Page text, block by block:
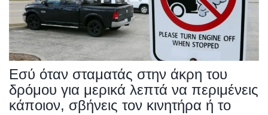
Εσύ όταν σταματάς στην άκρη του
δρόμου για μερικά λεπτά να περιμένεις
κάποιον, σβήνεις τον κινητήρα ή το